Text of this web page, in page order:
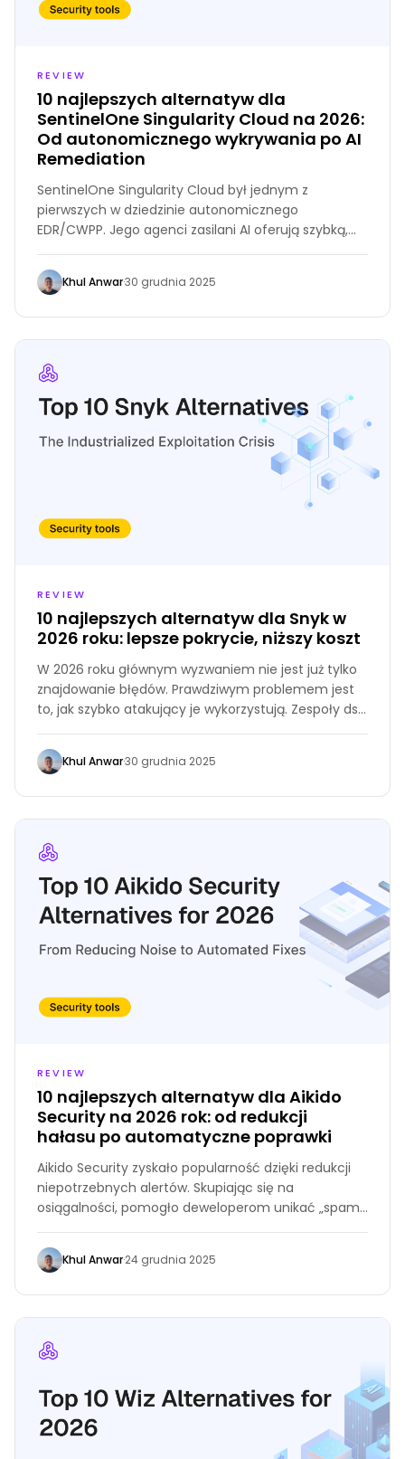
REVIEW
10 najlepszych alternatyw dla
SentinelOne Singularity Cloud na 2026:
Od autonomicznego wykrywania po AI
Remediation
SentinelOne Singularity Cloud był jednym z
pierwszych w dziedzinie autonomicznego
EDR/CWPP. Jego agenci zasilani AI oferują szybką,
offline ochronę i pomogli wielu organizacjom
uniknąć ataków ransomware.
Khul Anwar·30 grudnia 2025
REVIEW
10 najlepszych alternatyw dla Snyk w
2026 roku: lepsze pokrycie, niższy koszt
W 2026 roku głównym wyzwaniem nie jest już tylko
znajdowanie błędów. Prawdziwym problemem jest
to, jak szybko atakujący je wykorzystują. Zespoły ds.
luk, ale teraz ten czas prawie zniknął.
Khul Anwar·30 grudnia 2025
REVIEW
10 najlepszych alternatyw dla Aikido
Security na 2026 rok: od redukcji
hałasu po automatyczne poprawki
Aikido Security zyskało popularność dzięki redukcji
niepotrzebnych alertów. Skupiając się na
osiągalności, pomogło deweloperom unikać „spamu
podatności”, który tworzyły starsze skanery.
Khul Anwar·24 grudnia 2025